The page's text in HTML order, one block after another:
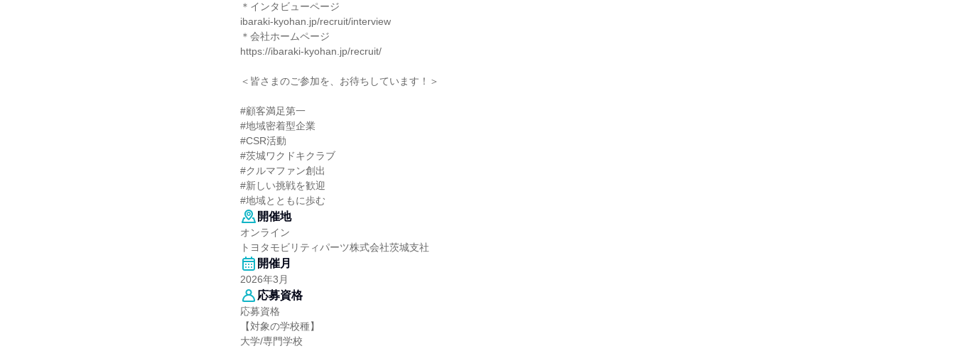
＊インタビューページ
ibaraki-kyohan.jp/recruit/interview
＊会社ホームページ
https://ibaraki-kyohan.jp/recruit/
＜皆さまのご参加を、お待ちしています！＞
#顧客満足第一
#地域密着型企業
#CSR活動
#茨城ワクドキクラブ
#クルマファン創出
#新しい挑戦を歓迎
#地域とともに歩む
開催地
オンライン
トヨタモビリティパーツ株式会社茨城支社
開催月
2026年3月
応募資格
応募資格
【対象の学校種】
大学/専門学校